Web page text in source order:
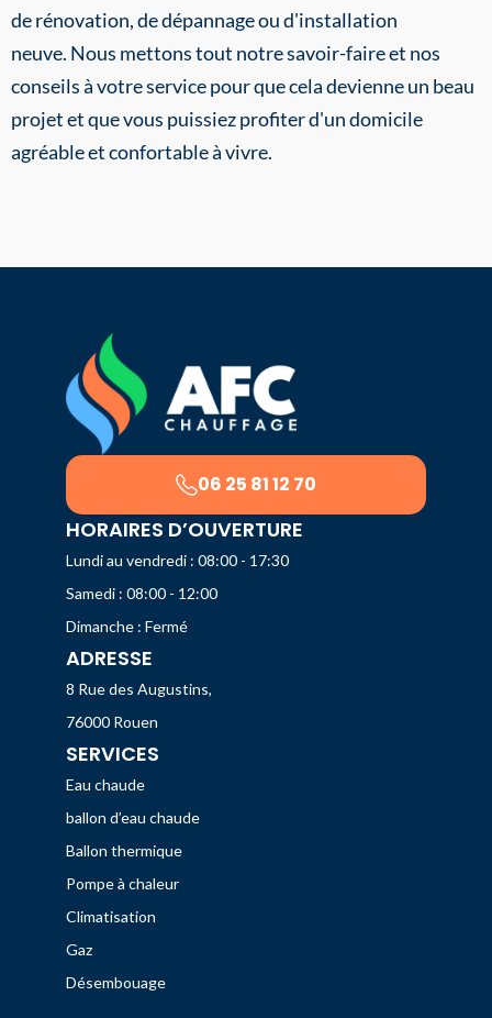
de rénovation, de dépannage ou d'installation
neuve. Nous mettons tout notre savoir-faire et nos
conseils à votre service pour que cela devienne un beau
projet et que vous puissiez profiter d'un domicile
agréable et confortable à vivre.
06 25 81 12 70
SERVICES
Eau chaude
ballon d’eau chaude
Ballon thermique
Pompe à chaleur
Climatisation
Gaz
Désembouage
HORAIRES D’OUVERTURE
Lundi au vendredi : 08:00 - 17:30
Samedi : 08:00 - 12:00
Dimanche : Fermé
ADRESSE
8 Rue des Augustins,
76000 Rouen